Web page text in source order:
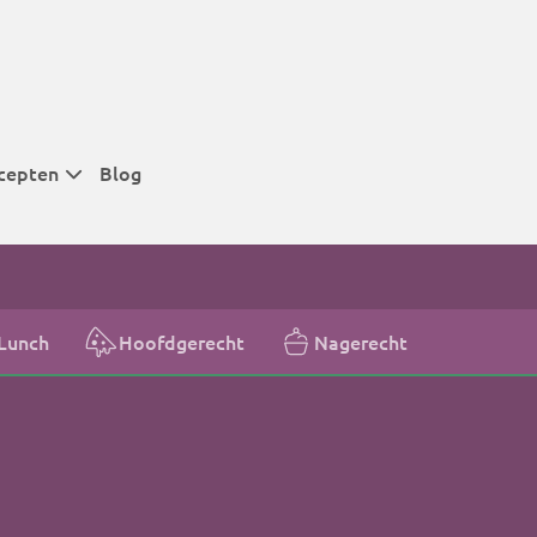
tijden
tijden
Blog
Hoofdgerecht Nagerecht